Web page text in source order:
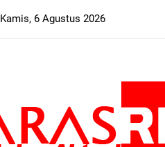
Kamis, 6 Agustus 2026